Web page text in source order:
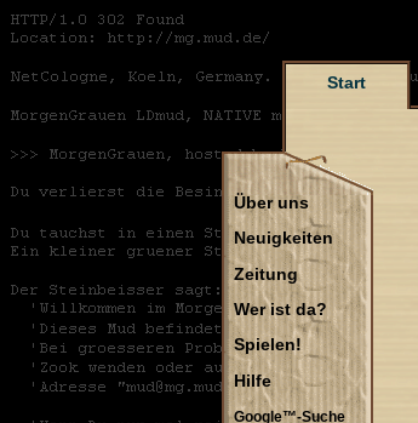
Start
Über uns
Neuigkeiten
Zeitung
Wer ist da?
Spielen!
Hilfe
Google™-Suche